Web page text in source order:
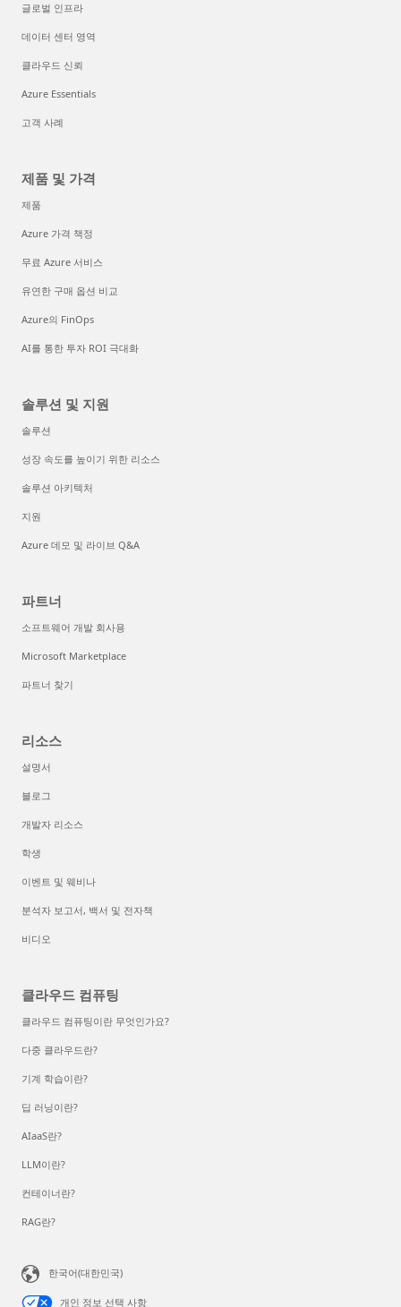
글로벌 인프라
데이터 센터 영역
클라우드 신뢰
Azure Essentials
고객 사례
제품 및 가격
제품
Azure 가격 책정
무료 Azure 서비스
유연한 구매 옵션 비교
Azure의 FinOps
AI를 통한 투자 ROI 극대화
솔루션 및 지원
솔루션
성장 속도를 높이기 위한 리소스
솔루션 아키텍처
지원
Azure 데모 및 라이브 Q&A
파트너
소프트웨어 개발 회사용
Microsoft Marketplace
파트너 찾기
리소스
설명서
블로그
개발자 리소스
학생
이벤트 및 웨비나
분석자 보고서, 백서 및 전자책
비디오
클라우드 컴퓨팅
클라우드 컴퓨팅이란 무엇인가요?
다중 클라우드란?
기계 학습이란?
딥 러닝이란?
AIaaS란?
LLM이란?
컨테이너란?
RAG란?
한국어(대한민국)
개인 정보 선택 사항